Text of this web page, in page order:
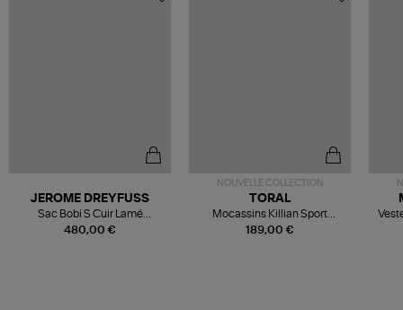
480,00 €
JEROME DREYFUSS
Sac Bobi S Cuir Lamé
Champagne
NOUVELLE COLLECTION
189,00 €
TORAL
Mocassins Killian Sport
Mousse